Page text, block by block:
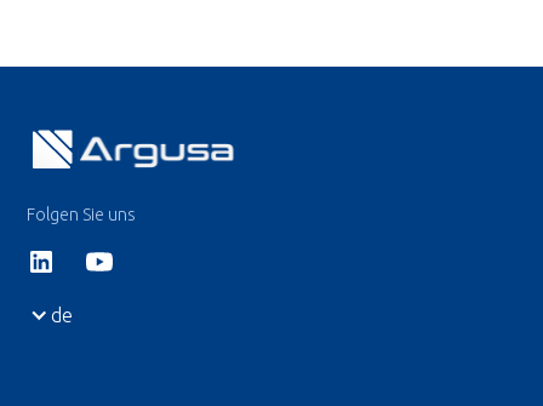
Folgen Sie uns
de